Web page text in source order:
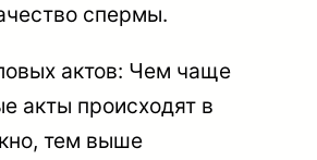
спермы.
актов: Чем чаще
акты происходят в
тем выше